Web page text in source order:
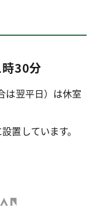
30分
は翌平日）は休室
置しています。